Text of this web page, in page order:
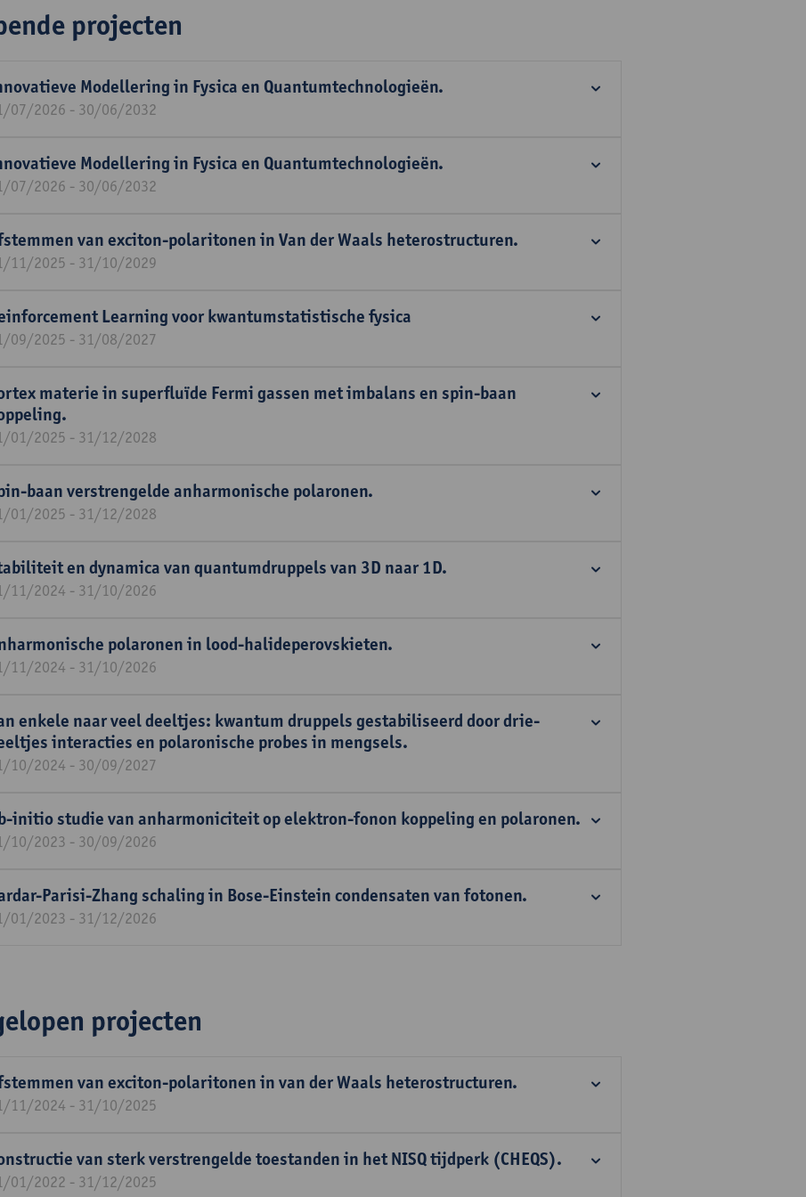
projecten
Modellering in Fysica en Quantumtechnologieën.
07/2026 - 30/06/2032
Modellering in Fysica en Quantumtechnologieën.
07/2026 - 30/06/2032
van exciton-polaritonen in Van der Waals heterostructuren.
11/2025 - 31/10/2029
Learning voor kwantumstatistische fysica
09/2025 - 31/08/2027
materie in superfluïde Fermi gassen met imbalans en spin-baan
01/2025 - 31/12/2028
baan verstrengelde anharmonische polaronen.
01/2025 - 31/12/2028
en dynamica van quantumdruppels van 3D naar 1D.
11/2024 - 31/10/2026
polaronen in lood-halideperovskieten.
11/2024 - 31/10/2026
enkele naar veel deeltjes: kwantum druppels gestabiliseerd door drie-
interacties en polaronische probes in mengsels.
10/2024 - 30/09/2027
initio studie van anharmoniciteit op elektron-fonon koppeling en polaronen.
10/2023 - 30/09/2026
Parisi-Zhang schaling in Bose-Einstein condensaten van fotonen.
01/2023 - 31/12/2026
projecten
van exciton-polaritonen in van der Waals heterostructuren.
11/2024 - 31/10/2025
van sterk verstrengelde toestanden in het NISQ tijdperk (CHEQS).
01/2022 - 31/12/2025